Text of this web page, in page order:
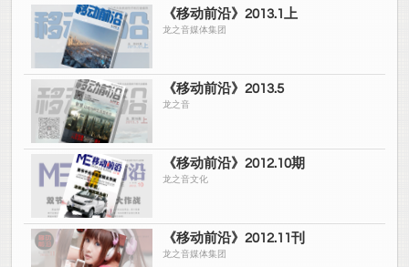
《移动前沿》2013.1上
龙之音媒体集团
《移动前沿》2013.5
龙之音
《移动前沿》2012.10期
龙之音文化
《移动前沿》2012.11刊
龙之音媒体集团